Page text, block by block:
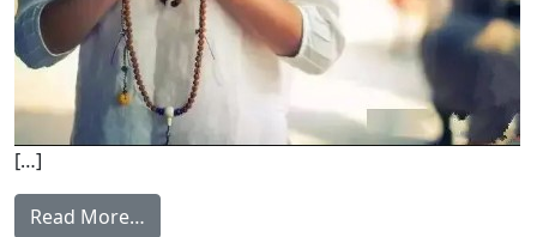
[…]
Read More…